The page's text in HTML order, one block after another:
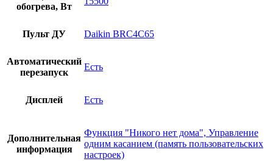
обогрева, Вт
Пульт ДУ Daikin BRC4C65
Автоматический
перезапуск
Есть
Дисплей Есть
Дополнительная
информация
Функция "Никого нет дома", Управление
одним касанием (память пользовательских
настроек)